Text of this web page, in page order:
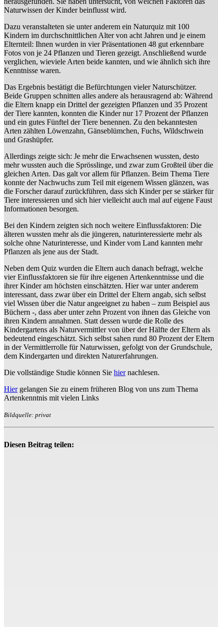
Naturwissen der Kinder beinflusst wird.
Dazu veranstalteten sie unter anderem ein Naturquiz mit 100
Kindern im durchschnittlichen Alter von acht Jahren und je einem
Elternteil: Ihnen wurden in vier Präsentationen 48 gut erkennbare
Fotos von je 24 Pflanzen und Tieren gezeigt. Anschließend wurde
verglichen, wieviele Arten beide kannten, und wie ähnlich sich ihre
Kenntnisse waren.
Das Ergebnis bestätigt die Befürchtungen vieler Naturschützer.
Beide Gruppen schnitten alles andere als herausragend ab: Während
die Eltern knapp ein Drittel der gezeigten Pflanzen und 35 Prozent
der Tiere kannten, konnten die Kinder nur 17 Prozent der Pflanzen
und ein gutes Fünftel der Tiere benennen. Zu den bekanntesten
Arten zählten Löwenzahn, Gänseblümchen, Fuchs, Wildschwein
und Grashüpfer.
Allerdings zeigte sich: Je mehr die Erwachsenen wussten, desto
mehr wussten auch die Sprösslinge, und zwar zum Großteil über die
gleichen Arten. Das galt vor allem für Pflanzen. Beim Thema Tiere
konnte der Nachwuchs zum Teil mit eigenem Wissen glänzen, was
die Forscher darauf zurückführen, dass sich Kinder per se stärker für
Tiere interessieren und sich hier vielleicht auch mal auf eigene Faust
Informationen besorgen.
Bei den Kindern zeigten sich noch weitere Einflussfaktoren: Die
älteren wussten mehr als die jüngeren, naturinteressierte mehr als
solche ohne Naturinteresse, und Kinder vom Land kannten mehr
Pflanzen als jene aus der Stadt.
Neben dem Quiz wurden die Eltern auch danach befragt, welche
vier Einflussfaktoren sie für ihre eigenen Artenkenntnisse und die
ihrer Kinder am höchsten einschätzten. Hier war unter anderem
interessant, dass zwar über ein Drittel der Eltern angab, sich selbst
viel Wissen über die Natur angeeignet zu haben – zum Beispiel aus
Büchern -, dass aber unter zehn Prozent von ihnen das Gleiche von
ihren Kindern annahmen. Statt dessen wurde die Rolle des
Kindergartens als Naturvermittler von über der Hälfte der Eltern als
bedeutend eingeschätzt. Sich selbst sahen rund 80 Prozent der Eltern
in der Vermittlerrolle für Naturwissen, gefolgt von der Grundschule,
dem Kindergarten und direkten Naturerfahrungen.
Die vollständige Studie können Sie hiernachlesen.
Hiergelangen Sie zu einem früheren Blog von uns zum Thema
Artenkenntnis mit vielen Links
Bildquelle: privat
Diesen Beitrag teilen: